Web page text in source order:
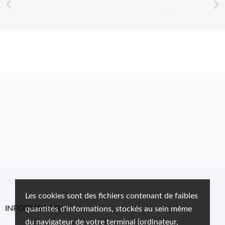
Les cookies sont des fichiers contenant de faibles
quantités d'informations, stockés au sein même
du navigateur de votre terminal (ordinateur,
 
INFORMATIONS